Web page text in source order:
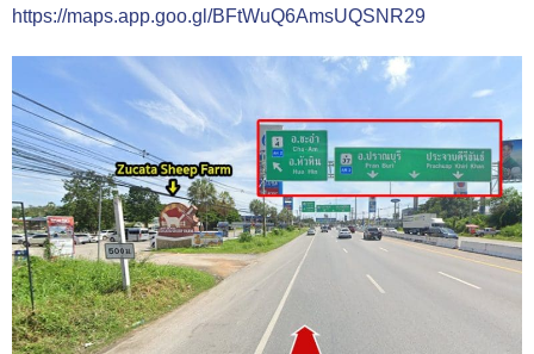
https://maps.app.goo.gl/BFtWuQ6AmsUQSNR29